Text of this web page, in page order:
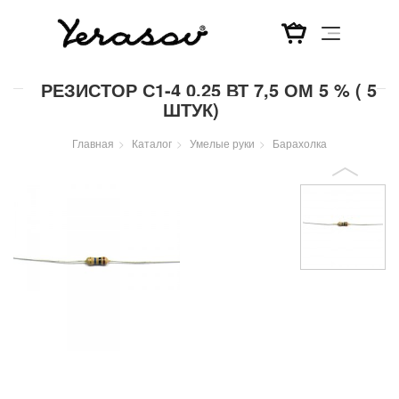
РЕЗИСТОР С1-4 0,25 ВТ 7,5 ОМ 5 % ( 5
ШТУК)
Главная Каталог Умелые руки Барахолка